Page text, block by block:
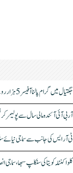
جگتیال میں گرام پالنا آفیسر 5 ہزار روپے رشوت لیتے ہوئے گرفتار
آر بی آئی آئندہ مالی سال سے
ٹی آر ایس کی جانب سے سماجی نیائے
کلواکنٹلہ کویتا کی سنکلپ سبھا،